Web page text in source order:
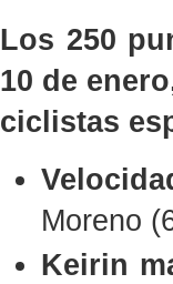
Los 250
10 de
ciclistas
Moreno
Keirin